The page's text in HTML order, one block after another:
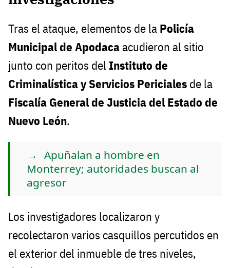
Tras el ataque, elementos de la Policía
Municipal de Apodaca acudieron al sitio
junto con peritos del Instituto de
Criminalística y Servicios Periciales de la
Fiscalía General de Justicia del Estado de
Nuevo León.
Apuñalan a hombre en
Monterrey; autoridades buscan al
agresor
Los investigadores localizaron y
recolectaron varios casquillos percutidos en
el exterior del inmueble de tres niveles,